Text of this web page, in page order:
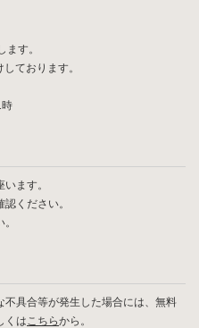
す。
ております。
ます。
ください。
具合等が発生した場合には、無料
くはこちらから。